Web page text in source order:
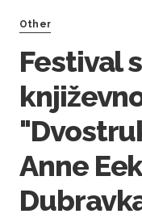
Other
Festival
Anne